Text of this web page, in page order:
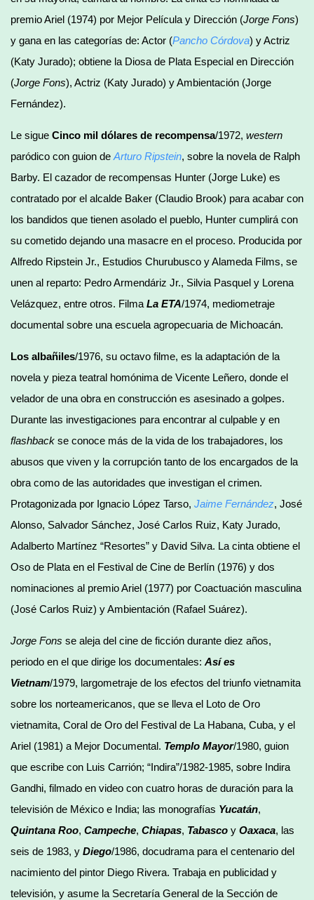
premio Ariel (1974) por Mejor Película y Dirección (Jorge Fons)
y gana en las categorías de: Actor (Pancho Córdova) y Actriz
(Katy Jurado); obtiene la Diosa de Plata Especial en Dirección
(Jorge Fons), Actriz (Katy Jurado) y Ambientación (Jorge
Fernández).
Le sigue Cinco mil dólares de recompensa/1972, western
paródico con guion de Arturo Ripstein, sobre la novela de Ralph
Barby. El cazador de recompensas Hunter (Jorge Luke) es
contratado por el alcalde Baker (Claudio Brook) para acabar con
los bandidos que tienen asolado el pueblo, Hunter cumplirá con
su cometido dejando una masacre en el proceso. Producida por
Alfredo Ripstein Jr., Estudios Churubusco y Alameda Films, se
unen al reparto: Pedro Armendáriz Jr., Silvia Pasquel y Lorena
Velázquez, entre otros. Filma La ETA/1974, mediometraje
documental sobre una escuela agropecuaria de Michoacán.
Los albañiles/1976, su octavo filme, es la adaptación de la
novela y pieza teatral homónima de Vicente Leñero, donde el
velador de una obra en construcción es asesinado a golpes.
Durante las investigaciones para encontrar al culpable y en
flashback se conoce más de la vida de los trabajadores, los
abusos que viven y la corrupción tanto de los encargados de la
obra como de las autoridades que investigan el crimen.
Protagonizada por Ignacio López Tarso, Jaime Fernández, José
Alonso, Salvador Sánchez, José Carlos Ruiz, Katy Jurado,
Adalberto Martínez “Resortes” y David Silva. La cinta obtiene el
Oso de Plata en el Festival de Cine de Berlín (1976) y dos
nominaciones al premio Ariel (1977) por Coactuación masculina
(José Carlos Ruiz) y Ambientación (Rafael Suárez).
Jorge Fons se aleja del cine de ficción durante diez años,
periodo en el que dirige los documentales: Así es
Vietnam/1979, largometraje de los efectos del triunfo vietnamita
sobre los norteamericanos, que se lleva el Loto de Oro
vietnamita, Coral de Oro del Festival de La Habana, Cuba, y el
Ariel (1981) a Mejor Documental. Templo Mayor/1980, guion
que escribe con Luis Carrión; “Indira”/1982-1985, sobre Indira
Gandhi, filmado en video con cuatro horas de duración para la
televisión de México e India; las monografías Yucatán,
Quintana Roo, Campeche, Chiapas, Tabasco y Oaxaca, las
seis de 1983, y Diego/1986, docudrama para el centenario del
nacimiento del pintor Diego Rivera. Trabaja en publicidad y
televisión, y asume la Secretaría General de la Sección de